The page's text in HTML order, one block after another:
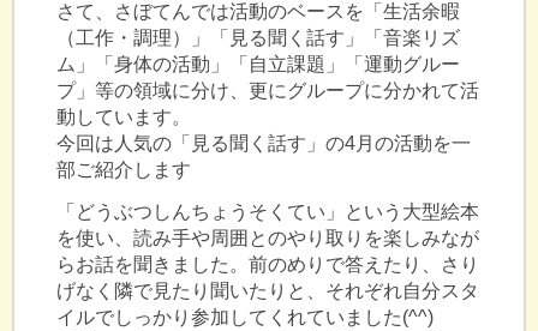
さて、さぼてんでは活動のベースを「生活余暇
（工作・調理）」「見る聞く話す」「音楽リズ
ム」「身体の活動」「自立課題」「運動グルー
プ」等の領域に分け、更にグループに分かれて活
動しています。
今回は人気の「見る聞く話す」の4月の活動を一
部ご紹介します
「どうぶつしんちょうそくてい」という大型絵本
を使い、読み手や周囲とのやり取りを楽しみなが
らお話を聞きました。前のめりで答えたり、さり
げなく隣で見たり聞いたりと、それぞれ自分スタ
イルでしっかり参加してくれていました(^^)